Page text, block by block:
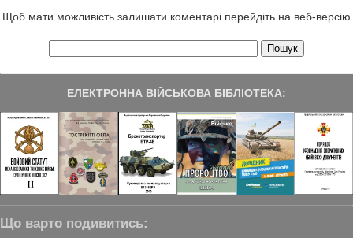
Щоб мати можливість залишати коментарі перейдіть на веб-версію
ЕЛЕКТРОННА ВІЙСЬКОВА БІБЛІОТЕКА:
Що варто подивитись: